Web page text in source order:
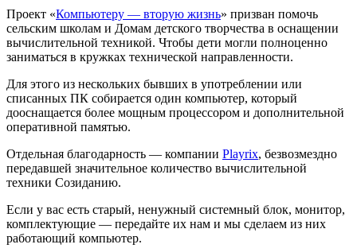
Проект «Компьютеру — вторую жизнь» призван помочь
сельским школам и Домам детского творчества в оснащении
вычислительной техникой. Чтобы дети могли полноценно
заниматься в кружках технической направленности.
Для этого из нескольких бывших в употреблении или
списанных ПК собирается один компьютер, который
дооснащается более мощным процессором и дополнительной
оперативной памятью.
Отдельная благодарность — компании Playrix, безвозмездно
передавшей значительное количество вычислительной
техники Созиданию.
Если у вас есть старый, ненужный системный блок, монитор,
комплектующие — передайте их нам и мы сделаем из них
работающий компьютер.